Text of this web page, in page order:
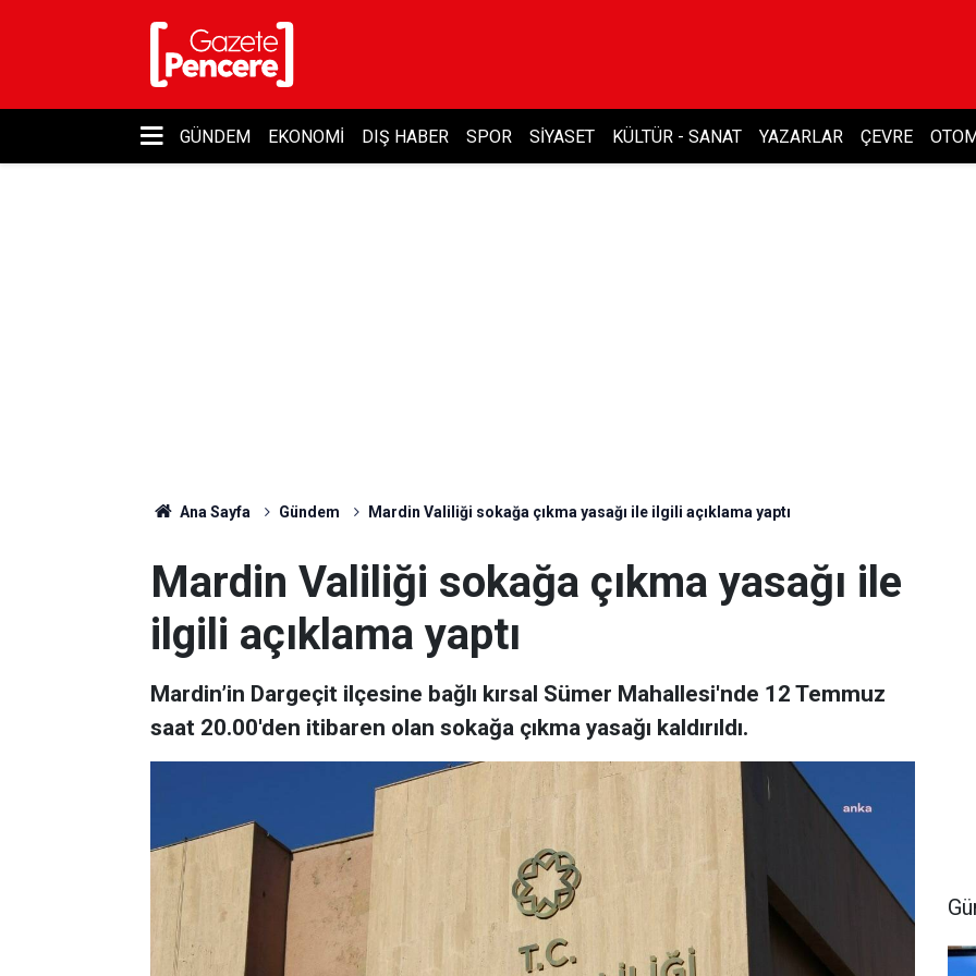
GÜNDEM EKONOMI DIŞ HABER SPOR SIYASET KÜLTÜR - SANAT YAZARLAR ÇEVRE
Ana Sayfa Gündem Mardin Valiliği sokağa çıkma yasağı ile ilgili açıklama yaptı
Mardin Valiliği sokağa çıkma yasağı ile
ilgili açıklama yaptı
Mardin’in Dargeçit ilçesine bağlı kırsal Sümer Mahallesi'nde 12 Temmuz
saat 20.00'den itibaren olan sokağa çıkma yasağı kaldırıldı.